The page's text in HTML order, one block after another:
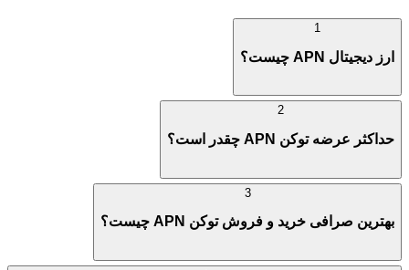
ارز دیجیتال APN چیست؟
حداکثر عرضه توکن APN چقدر است؟
بهترین صرافی خرید و فروش توکن APN چیست؟